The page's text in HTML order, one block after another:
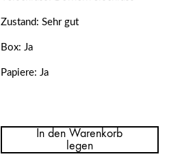
Zustand: Sehr gut
Box: Ja
Papiere: Ja
Navitimer
Chronograph
In den Warenkorb
legen